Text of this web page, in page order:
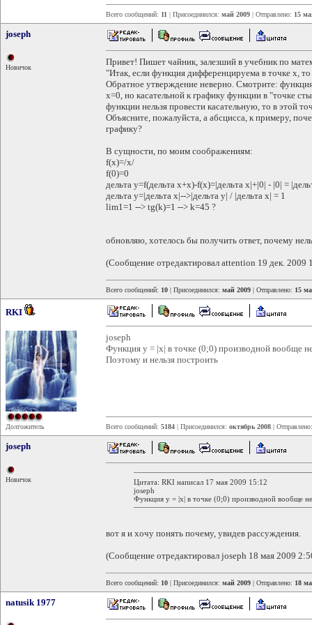
Всего сообщений: 11 | Присоединился: май 2009 | Отправлено: 15
joseph
Новичок
Привет! Пишет чайник, залезший в учебник по
"Итак, если функция дифференцируема в точке х,
Обратное утверждение неверно. Смотрите:
х=0, но касательной к графику функции в "точке
функции нельзя провести касательную, то в этой
Объясните, пожалуйста, а абсцисса, к примеру,
графику?
В сущности, по моим соображениям:
f(x)=/x/
f(0)=0
дельта у=f(дельта x+x)-f(x)=|дельта x|+|0| - |0| =
дельта у=|дельта x|-->|дельта у| / |дельта x| = 1
lim1=1 --> tg(k)=1 --> k=45 ?
обновляю, хотелось бы получить ответ, почему
(Сообщение отредактировал attention 19 дек. 2009
Всего сообщений: 10 | Присоединился: май 2009 | Отправлено: 15
RKI
Долгожитель
joseph
Функция y = |x| в точке (0;0) производной вообще
Поэтому и нельзя построить
Всего сообщений: 5184 | Присоединился: октябрь 2008 |
joseph
Новичок
Цитата: RKI написал 17 мая 2009 15:12
joseph
Функция y = |x| в точке (0;0) производной вообще
вот я и хочу понять почему, увидев рассуждения.
(Сообщение отредактировал joseph 18 мая 2009
Всего сообщений: 10 | Присоединился: май 2009 | Отправлено: 18
natusik 1977